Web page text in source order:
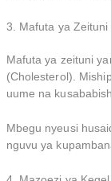
3. Mafuta ya
Mafuta ya zeituni
(Cholesterol).
uume na
Mbegu nyeusi
nguvu ya